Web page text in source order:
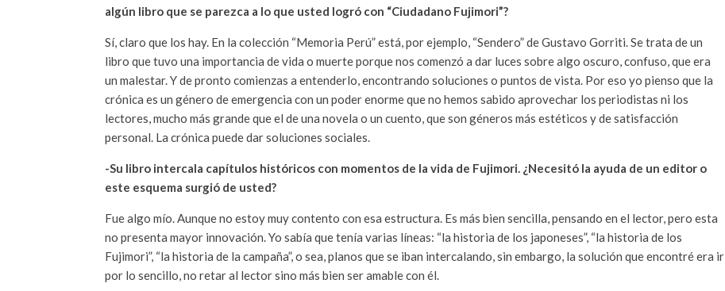
algún libro que se parezca a lo que usted logró con “Ciudadano Fujimori”?
Sí, claro que los hay. En la colección “Memoria Perú” está, por ejemplo, “Sendero” de Gustavo Gorriti. Se trata de un
libro que tuvo una importancia de vida o muerte porque nos comenzó a dar luces sobre algo oscuro, confuso, que era
un malestar. Y de pronto comienzas a entenderlo, encontrando soluciones o puntos de vista. Por eso yo pienso que la
crónica es un género de emergencia con un poder enorme que no hemos sabido aprovechar los periodistas ni los
lectores, mucho más grande que el de una novela o un cuento, que son géneros más estéticos y de satisfacción
personal. La crónica puede dar soluciones sociales.
-Su libro intercala capítulos históricos con momentos de la vida de Fujimori. ¿Necesitó la ayuda de un editor o
este esquema surgió de usted?
Fue algo mío. Aunque no estoy muy contento con esa estructura. Es más bien sencilla, pensando en el lector, pero esta
no presenta mayor innovación. Yo sabía que tenía varias líneas: “la historia de los japoneses”, “la historia de los
Fujimori”, “la historia de la campaña”, o sea, planos que se iban intercalando, sin embargo, la solución que encontré era ir
por lo sencillo, no retar al lector sino más bien ser amable con él.